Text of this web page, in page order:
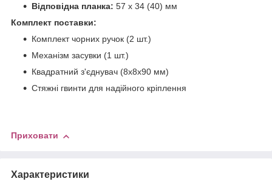
Відповідна планка: 57 х 34 (40) мм
Комплект поставки:
Комплект чорних ручок (2 шт.)
Механізм засувки (1 шт.)
Квадратний з'єднувач (8х8х90 мм)
Стяжні гвинти для надійного кріплення
Приховати
Характеристики